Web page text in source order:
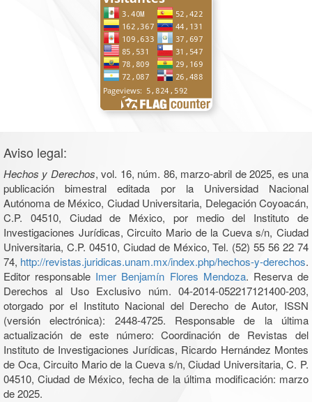
Aviso legal:
Hechos y Derechos, vol. 16, núm. 86, marzo-abril de 2025, es una
publicación bimestral editada por la Universidad Nacional
Autónoma de México, Ciudad Universitaria, Delegación Coyoacán,
C.P. 04510, Ciudad de México, por medio del Instituto de
Investigaciones Jurídicas, Circuito Mario de la Cueva s/n, Ciudad
Universitaria, C.P. 04510, Ciudad de México, Tel. (52) 55 56 22 74
74, http://revistas.juridicas.unam.mx/index.php/hechos-y-derechos.
Editor responsable Imer Benjamín Flores Mendoza. Reserva de
Derechos al Uso Exclusivo núm. 04-2014-052217121400-203,
otorgado por el Instituto Nacional del Derecho de Autor, ISSN
(versión electrónica): 2448-4725. Responsable de la última
actualización de este número: Coordinación de Revistas del
Instituto de Investigaciones Jurídicas, Ricardo Hernández Montes
de Oca, Circuito Mario de la Cueva s/n, Ciudad Universitaria, C. P.
04510, Ciudad de México, fecha de la última modificación: marzo
de 2025.